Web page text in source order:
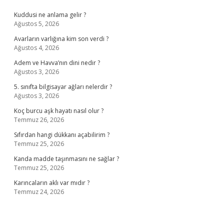
Kuddusi ne anlama gelir ?
Ağustos 5, 2026
Avarların varlığına kim son verdi ?
Ağustos 4, 2026
Adem ve Havva’nın dini nedir ?
Ağustos 3, 2026
5. sınıfta bilgisayar ağları nelerdir ?
Ağustos 3, 2026
Koç burcu aşk hayatı nasıl olur ?
Temmuz 26, 2026
Sıfırdan hangi dükkanı açabilirim ?
Temmuz 25, 2026
Kanda madde taşınmasını ne sağlar ?
Temmuz 25, 2026
Karıncaların aklı var mıdır ?
Temmuz 24, 2026